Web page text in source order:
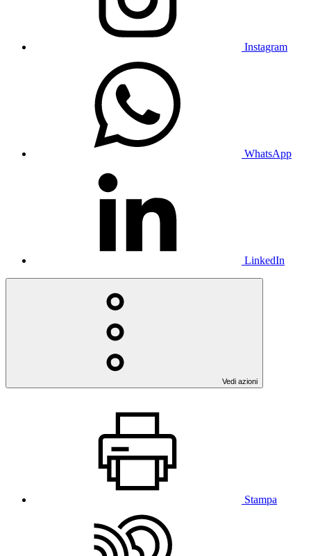
Instagram
WhatsApp
LinkedIn
Vedi azioni
Stampa